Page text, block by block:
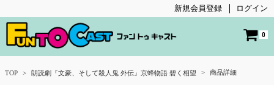
新規会員登録 ログイン
0
TOP 朗読劇『文豪、そして殺人鬼 外伝』京蜂物語 碧く相望 商品詳細